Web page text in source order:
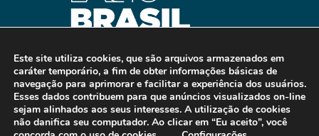
Este site utiliza cookies, que são arquivos armazenados em
caráter temporário, a fim de obter informações básicas de
navegação para aprimorar e facilitar a experiência dos usuários.
Esses dados contribuem para que anúncios visualizados on-line
sejam alinhados aos seus interesses. A utilização de cookies
não danifica seu computador. Ao clicar em “Eu aceito”, você